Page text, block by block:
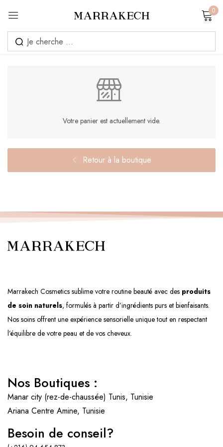
0
Votre panier est actuellement vide.
Retour à la boutique
Marrakech Cosmetics sublime votre routine beauté avec des produits
de soin naturels, formulés à partir d’ingrédients purs et bienfaisants.
Nos soins offrent une expérience sensorielle unique tout en respectant
l’équilibre de votre peau et de vos cheveux.
Nos Boutiques :
Manar city (rez-de-chaussée) Tunis, Tunisie
Ariana Centre Amine, Tunisie
Besoin de conseil?
S'inscrire
Souvenez-vous de moi Mot de passe perdu ?